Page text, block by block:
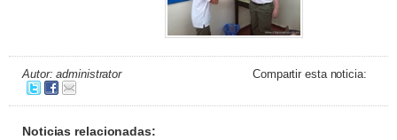
Autor: administrator Compartir esta noticia:
Noticias relacionadas: